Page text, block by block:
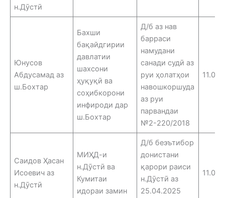
н.Дӯстӣ
Юнусов
Абдусамад аз
ш.Бохтар
Бахши
бақайдгирии
давлатии
шахсони
ҳуқуқӣ ва
соҳибкорони
инфироди дар
ш.Бохтар
Д/б аз нав
барраси
намудани
санади судӣ аз
руи ҳолатҳои
навошкоршуда
аз руи
парвандаи
№2-220/2018
Саидов Ҳасан
Исоевич аз
н.Дӯстӣ
МИҲД-и
н.Дӯстӣ ва
Кумитаи
идораи замин
Д/б беэътибор
донистани
қарори раиси
н.Дӯстӣ аз
25.04.2025